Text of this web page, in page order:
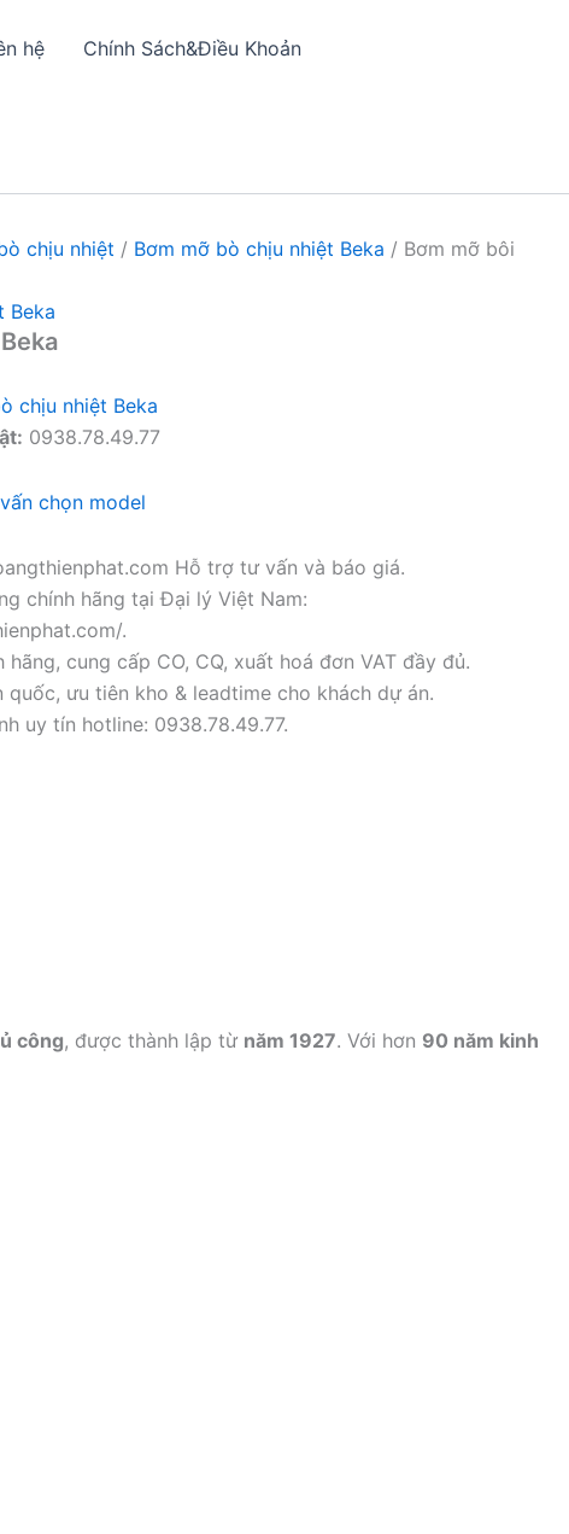
hệ Chính Sách&Điều Khoản
chịu nhiệt / Bơm mỡ bò chịu nhiệt Beka / Bơm mỡ bôi
Beka
chịu nhiệt Beka
0938.78.49.77
chọn model
Hỗ trợ tư vấn và báo giá.
chính hãng tại Đại lý Việt Nam:
.
hãng, cung cấp CO, CQ, xuất hoá đơn VAT đầy đủ.
quốc, ưu tiên kho & leadtime cho khách dự án.
uy tín hotline: 0938.78.49.77.
công, được thành lập từ năm 1927. Với hơn 90 năm kinh